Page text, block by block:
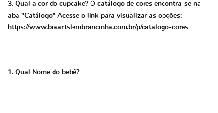
3. Qual a cor do cupcake? O catálogo de cores encontra-se na
aba "Catálogo" Acesse o link para visualizar as opções:
https://www.biaartslembrancinha.com.br/p/catalogo-cores
1. Qual Nome do bebê?